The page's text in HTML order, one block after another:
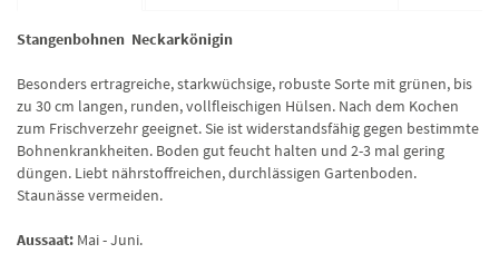
Stangenbohnen Neckarkönigin
Besonders ertragreiche, starkwüchsige, robuste Sorte mit grünen, bis
zu 30 cm langen, runden, vollfleischigen Hülsen. Nach dem Kochen
zum Frischverzehr geeignet. Sie ist widerstandsfähig gegen bestimmte
Bohnenkrankheiten. Boden gut feucht halten und 2-3 mal gering
düngen. Liebt nährstoffreichen, durchlässigen Gartenboden.
Staunässe vermeiden.
Aussaat: Mai - Juni.